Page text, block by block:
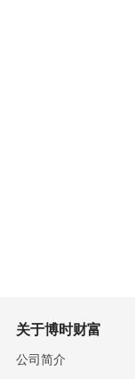
关于博时财富
公司简介